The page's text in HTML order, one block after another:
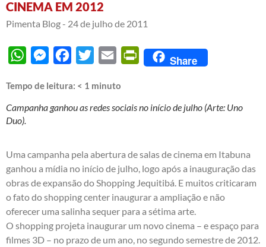
CINEMA EM 2012
Pimenta Blog - 24 de julho de 2011
WhatsAppMessengerFacebook
Twitter Email PrintFriendly
Share
Tempo de leitura: < 1 minuto
Campanha ganhou as redes sociais no início de julho (Arte: Uno
Duo).
Uma campanha pela abertura de salas de cinema em Itabuna
ganhou a mídia no início de julho, logo após a inauguração das
obras de expansão do Shopping Jequitibá. E muitos criticaram
o fato do shopping center inaugurar a ampliação e não
oferecer uma salinha sequer para a sétima arte.
O shopping projeta inaugurar um novo cinema – e espaço para
filmes 3D – no prazo de um ano, no segundo semestre de 2012.